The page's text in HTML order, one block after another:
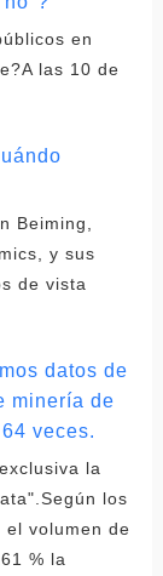
en
las 10 de
Beiming,
y sus
de vista
datos de
minería de
veces.
la
los
el volumen de
% la